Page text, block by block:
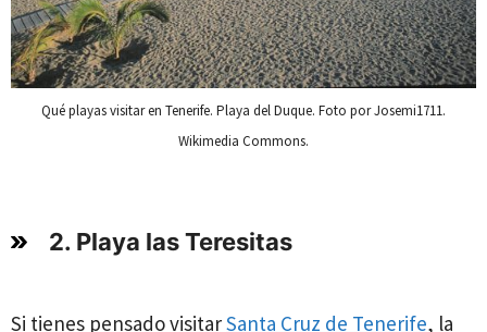
Qué playas visitar en Tenerife. Playa del Duque. Foto por Josemi1711.
Wikimedia Commons.
2. Playa las Teresitas
Si tienes pensado visitarSanta Cruz de Tenerife, la